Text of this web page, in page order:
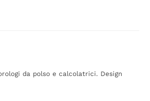
da polso e calcolatrici. Design